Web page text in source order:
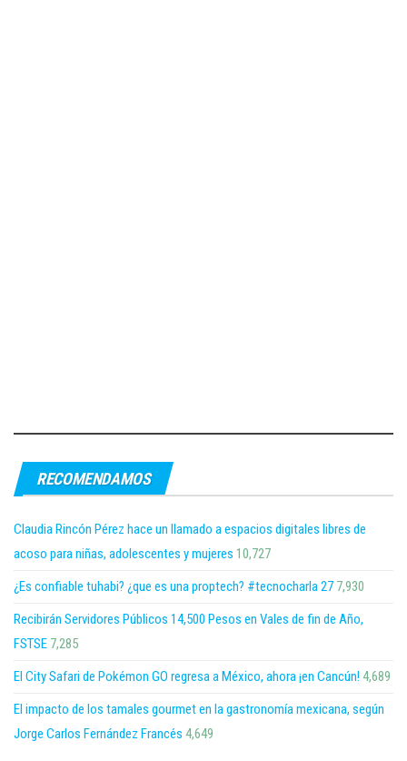
RECOMENDAMOS
Claudia Rincón Pérez hace un llamado a espacios digitales libres de
acoso para niñas, adolescentes y mujeres 10,727
¿Es confiable tuhabi? ¿que es una proptech? #tecnocharla 27 7,930
Recibirán Servidores Públicos 14,500 Pesos en Vales de fin de Año,
FSTSE 7,285
El City Safari de Pokémon GO regresa a México, ahora ¡en Cancún! 4,689
El impacto de los tamales gourmet en la gastronomía mexicana, según
Jorge Carlos Fernández Francés 4,649